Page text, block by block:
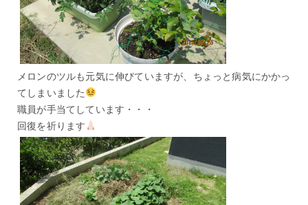
メロンのツルも元気に伸びていますが、ちょっと病気にかかっ
てしまいました
職員が手当てしています・・・
回復を祈ります